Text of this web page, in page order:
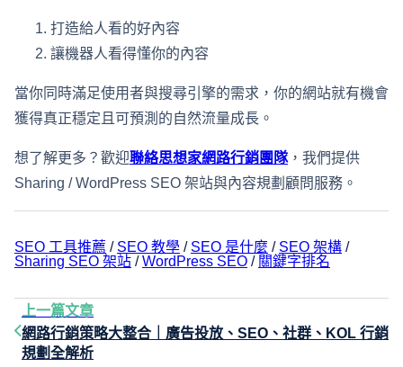
打造給人看的好內容
讓機器人看得懂你的內容
當你同時滿足使用者與搜尋引擎的需求，你的網站就有機會
獲得真正穩定且可預測的自然流量成長。
想了解更多？歡迎聯絡思想家網路行銷團隊，我們提供
Sharing / WordPress SEO 架站與內容規劃顧問服務。
SEO 工具推薦 / SEO 教學 / SEO 是什麼 / SEO 架構 /
Sharing SEO 架站 / WordPress SEO / 關鍵字排名
上一篇文章
網路行銷策略大整合｜廣告投放、SEO、社群、KOL 行銷
規劃全解析